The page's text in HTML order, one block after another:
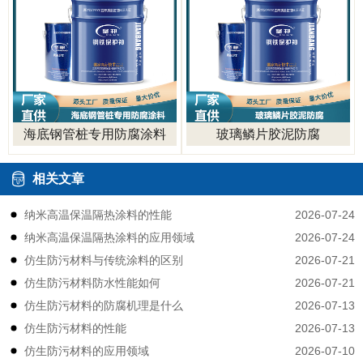
海底钢管桩专用防腐涂料 玻璃鳞片胶泥防腐
相关文章
2026-07-24
纳米高温保温隔热涂料的性能
2026-07-24
纳米高温保温隔热涂料的应用领域
2026-07-21
仿生防污材料与传统涂料的区别
2026-07-21
仿生防污材料防水性能如何
2026-07-13
仿生防污材料的防腐机理是什么
2026-07-13
仿生防污材料的性能
2026-07-10
仿生防污材料的应用领域